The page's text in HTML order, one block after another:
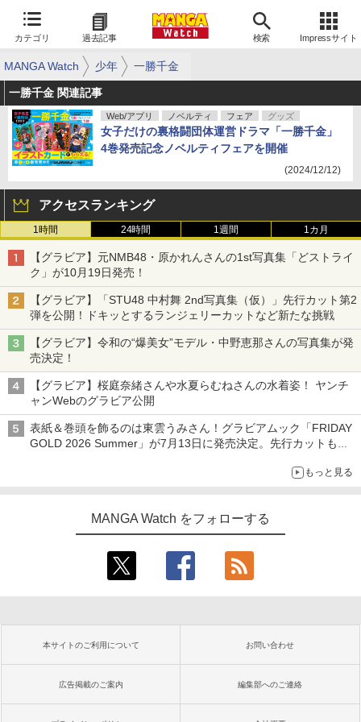
カテゴリ 過去記事 検索 Impressサイト
MANGA Watch 少年 一勝千金
一勝千金 関連記事
Web/アプリ ノベルティ フェア グッズ
女子だけの裏格闘団体運営ドラマ「一勝千金」
4巻発売記念ノベルティフェアを開催
(2024/12/12)
アクセスランキング
1時間 24時間 1週間 1カ月
【グラビア】元NMB48・原かれんさんの1st写真集「どストライ
ク」が10月19日発売！
【グラビア】「STU48 中村舞 2nd写真集（仮）」先行カット第2
弾を公開！ドキッとするランジェリーカットなど新たな挑戦
【グラビア】令和の“爆美女”モデル・中野恵那さんの写真集が発
売決定！
【グラビア】桜庭奈緒さんや水夏らむねさんの水着姿！ ヤンチ
ャンWebのグラビア公開
表紙＆巻頭を飾るのは東雲うみさん！グラビアムック「FRIDAY
GOLD 2026 Summer」が7月13日に発売決定。先行カットも公
もっと見る
MANGA Watch をフォローする
本サイトのご利用について お問い合わせ
広告掲載のご案内 編集部へのご連絡